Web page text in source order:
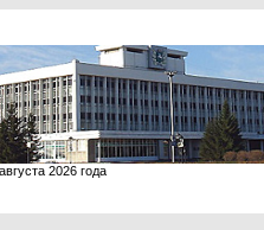
2026 года